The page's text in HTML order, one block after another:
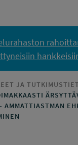
JA
AMMATTIASTMAN